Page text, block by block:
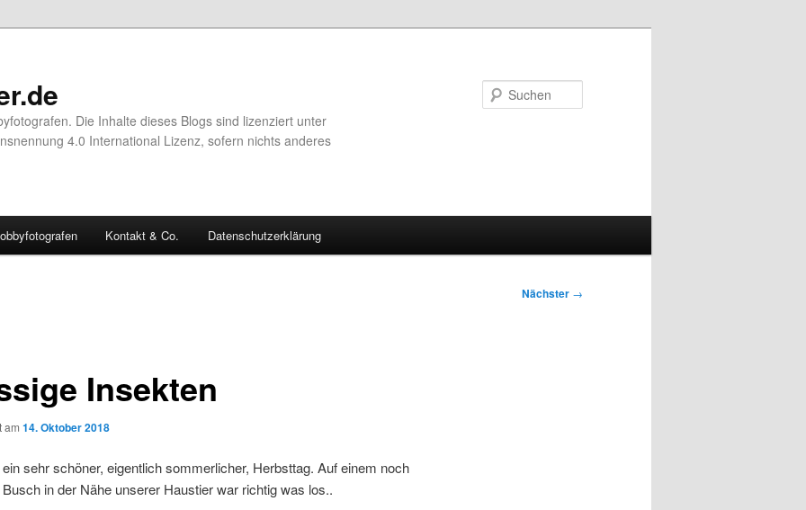
Die Inhalte dieses Blogs sind lizenziert unter
4.0 International Lizenz, sofern nichts anderes
Kontakt & Co. Datenschutzerklärung
Nächster →
Insekten
am 14. Oktober 2018
sehr schöner, eigentlich sommerlicher, Herbsttag. Auf einem noch
in der Nähe unserer Haustier war richtig was los..